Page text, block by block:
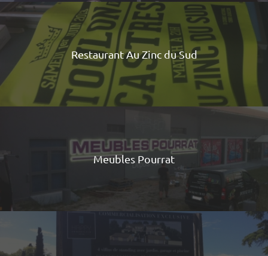
Restaurant Au Zinc du Sud
Meubles Pourrat